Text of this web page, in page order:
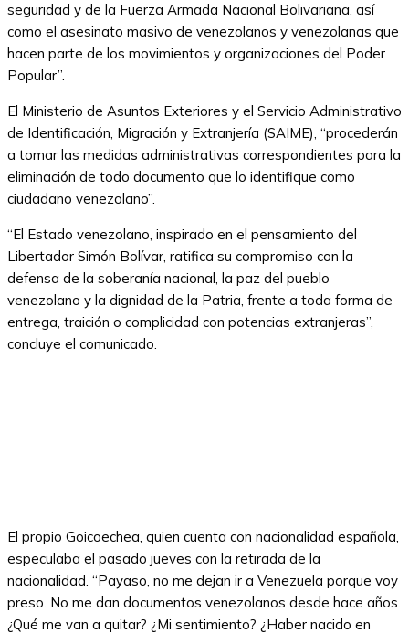
seguridad y de la Fuerza Armada Nacional Bolivariana, así
como el asesinato masivo de venezolanos y venezolanas que
hacen parte de los movimientos y organizaciones del Poder
Popular”.
El Ministerio de Asuntos Exteriores y el Servicio Administrativo
de Identificación, Migración y Extranjería (SAIME), “procederán
a tomar las medidas administrativas correspondientes para la
eliminación de todo documento que lo identifique como
ciudadano venezolano”.
“El Estado venezolano, inspirado en el pensamiento del
Libertador Simón Bolívar, ratifica su compromiso con la
defensa de la soberanía nacional, la paz del pueblo
venezolano y la dignidad de la Patria, frente a toda forma de
entrega, traición o complicidad con potencias extranjeras”,
concluye el comunicado.
El propio Goicoechea, quien cuenta con nacionalidad española,
especulaba el pasado jueves con la retirada de la
nacionalidad. “Payaso, no me dejan ir a Venezuela porque voy
preso. No me dan documentos venezolanos desde hace años.
¿Qué me van a quitar? ¿Mi sentimiento? ¿Haber nacido en